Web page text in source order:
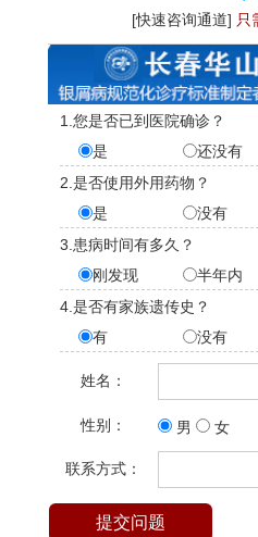
[快速咨询通道] 只
1.您是否已到医院确诊？
是
还没有
2.是否使用外用药物？
是
没有
3.患病时间有多久？
刚发现
半年内
4.是否有家族遗传史？
有
没有
姓名：
性别： 男 女
联系方式：